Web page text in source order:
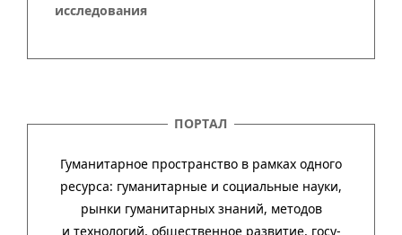
исследования
ПОРТАЛ
Гуманитарное пространство в рамках одного
ресурса: гума­ни­тар­ные и соци­аль­ные науки,
рынки гума­ни­тар­ных зна­ний, методов
и техно­ло­гий, обще­ст­вен­ное раз­ви­тие, госу­